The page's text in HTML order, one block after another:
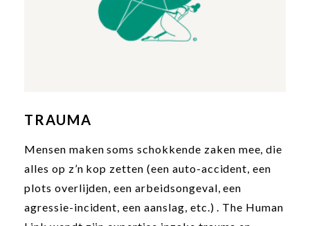
TRAUMA
Mensen maken soms schokkende zaken mee, die
alles op z’n kop zetten (een auto-accident, een
plots overlijden, een arbeidsongeval, een
agressie-incident, een aanslag, etc.) . The Human